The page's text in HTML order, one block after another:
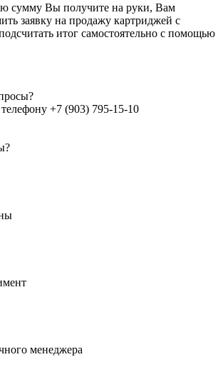
сумму Вы получите на руки, Вам
заявку на продажу картриджей с
итог самостоятельно с помощью
+7 (903) 795-15-10
менеджера